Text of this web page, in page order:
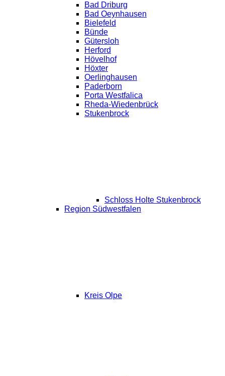
Bad Driburg
Bad Oeynhausen
Bielefeld
Bünde
Gütersloh
Herford
Hövelhof
Höxter
Oerlinghausen
Paderborn
Porta Westfalica
Rheda-Wiedenbrück
Stukenbrock
Schloss Holte Stukenbrock
Region Südwestfalen
Kreis Olpe